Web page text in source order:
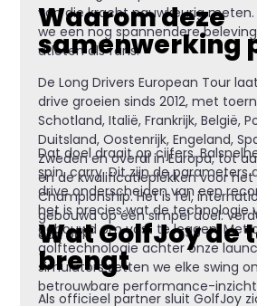
van die kracht nauwkeurig
we een nog spannendere
atleten als fans.
Waarom deze
samenwerking
De Long Drivers European Tour
drive groeien sinds 2012, met
Schotland, Italië, Frankrijk, België,
Duitsland, Oostenrijk, Engeland,
Zweden en overal in Europa, tot
en de kwalificatieplekken voor het
Championship. Het is fel,
gebouwd op één simpel doel:
dan ook.
Dat doel draait op cijfers.
spin, carry. Dit zijn de parameters
drive onderscheiden van een
het is precies wat de technologie
gebouwd om vast te leggen. Met
golftechnologie achter onze
simulators zetten we elke swing
betrouwbare performance-
Wat GolfJoy de
brengt
Als officieel partner sluit GolfJoy